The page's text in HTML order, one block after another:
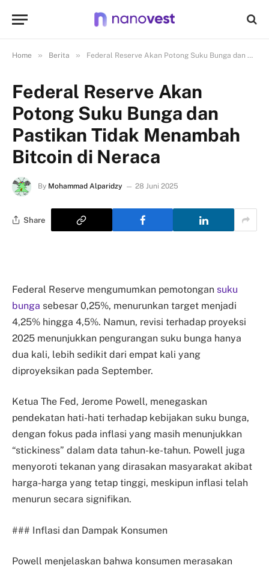
Home » Berita » Federal Reserve Akan Potong Suku Bunga dan Pastikan Tidak Menambah Bitcoin di Neraca
Federal Reserve Akan
Potong Suku Bunga dan
Pastikan Tidak Menambah
Bitcoin di Neraca
By Mohammad Alparidzy 28 Juni 2025
Share
Federal Reserve mengumumkan pemotongan suku
bunga sebesar 0,25%, menurunkan target menjadi
4,25% hingga 4,5%. Namun, revisi terhadap proyeksi
2025 menunjukkan pengurangan suku bunga hanya
dua kali, lebih sedikit dari empat kali yang
diproyeksikan pada September.
Ketua The Fed, Jerome Powell, menegaskan
pendekatan hati-hati terhadap kebijakan suku bunga,
dengan fokus pada inflasi yang masih menunjukkan
“stickiness” dalam data tahun-ke-tahun. Powell juga
menyoroti tekanan yang dirasakan masyarakat akibat
harga-harga yang tetap tinggi, meskipun inflasi telah
menurun secara signifikan.
### Inflasi dan Dampak Konsumen
Powell menjelaskan bahwa konsumen merasakan